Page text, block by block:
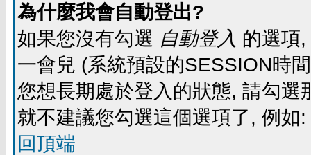
為什麼我會自動登出?
如果您沒有勾選 自動登入 的選項
一會兒 (系統預設的SESSION時
您想長期處於登入的狀態, 請勾
就不建議您勾選這個選項了, 例
回頂端